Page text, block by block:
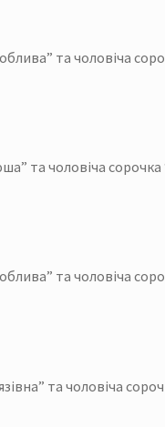
та чоловіча
та чоловіча сорочка
та чоловіча
та чоловіча